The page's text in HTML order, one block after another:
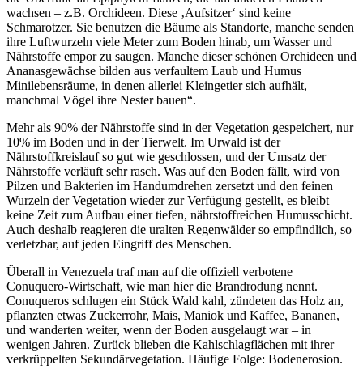
wachsen – z.B. Orchideen. Diese Aufsitzer sind keine
Schmarotzer. Sie benutzen die Bäume als Standorte, manche senden
ihre Luftwurzeln viele Meter zum Boden hinab, um Wasser und
Nährstoffe empor zu saugen. Manche dieser schönen Orchideen und
Ananasgewächse bilden aus verfaultem Laub und Humus
Minilebensräume, in denen allerlei Kleingetier sich aufhält,
manchmal Vögel ihre Nester bauen .
Mehr als 90% der Nährstoffe sind in der Vegetation gespeichert, nur
10% im Boden und in der Tierwelt. Im Urwald ist der
Nährstoffkreislauf so gut wie geschlossen, und der Umsatz der
Nährstoffe verläuft sehr rasch. Was auf den Boden fällt, wird von
Pilzen und Bakterien im Handumdrehen zersetzt und den feinen
Wurzeln der Vegetation wieder zur Verfügung gestellt, es bleibt
keine Zeit zum Aufbau einer tiefen, nährstoffreichen Humusschicht.
Auch deshalb reagieren die uralten Regenwälder so empfindlich, so
verletzbar, auf jeden Eingriff des Menschen.
Überall in Venezuela traf man auf die offiziell verbotene
Conuquero-Wirtschaft, wie man hier die Brandrodung nennt.
Conuqueros schlugen ein Stück Wald kahl, zündeten das Holz an,
pflanzten etwas Zuckerrohr, Mais, Maniok und Kaffee, Bananen,
und wanderten weiter, wenn der Boden ausgelaugt war – in
wenigen Jahren. Zurück blieben die Kahlschlagflächen mit ihrer
verkrüppelten Sekundärvegetation. Häufige Folge: Bodenerosion.